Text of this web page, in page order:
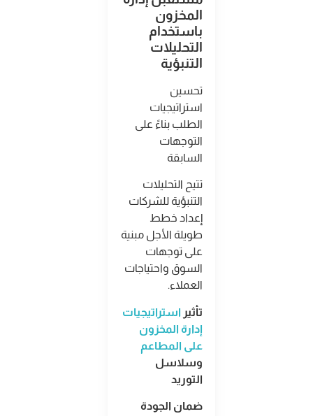
المخزون
باستخدام
التحليلات
التنبؤية
تحسين
استراتيجيات
الطلب بناءً على
التوجهات
السابقة
تتيح التحليلات
التنبؤية للشركات
إعداد خطط
طويلة الأجل مبنية
على توجهات
السوق واحتياجات
العملاء.
تأثير استراتيجيات
إدارة المخزون
على المطاعم
وسلاسل
التوريد
ضمان الجودة